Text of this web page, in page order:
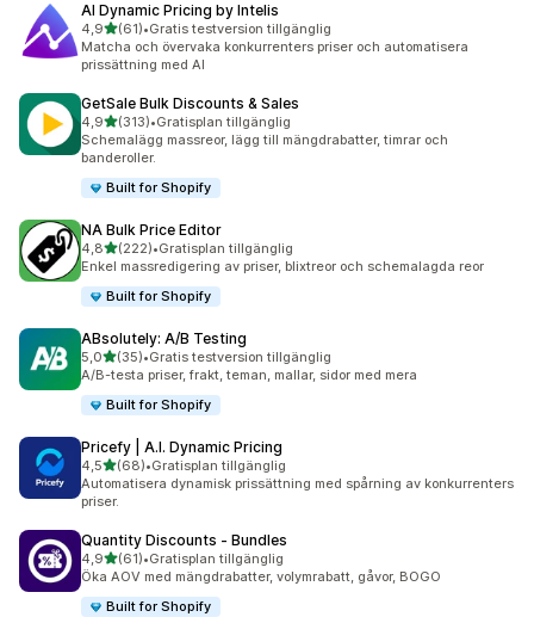
AI Dynamic Pricing by Intelis
4,9av 5 stjärnor
(61)
61 recensioner totalt
•Gratis testversion tillgänglig
Matcha och övervaka konkurrenters priser och automatisera
prissättning med AI
GetSale Bulk Discounts & Sales
4,9av 5 stjärnor
(313)
313 recensioner totalt
•Gratisplan tillgänglig
Schemalägg massreor, lägg till mängdrabatter, timrar och
banderoller.
Built for Shopify
NA Bulk Price Editor
4,8av 5 stjärnor
(222)
222 recensioner totalt
•Gratisplan tillgänglig
Enkel massredigering av priser, blixtreor och schemalagda reor
Built for Shopify
ABsolutely: A/B Testing
5,0av 5 stjärnor
(35)
35 recensioner totalt
•Gratis testversion tillgänglig
A/B-testa priser, frakt, teman, mallar, sidor med mera
Built for Shopify
Pricefy | A.I. Dynamic Pricing
4,5av 5 stjärnor
(68)
68 recensioner totalt
•Gratisplan tillgänglig
Automatisera dynamisk prissättning med spårning av konkurrenters
priser.
Quantity Discounts ‑ Bundles
4,9av 5 stjärnor
(61)
61 recensioner totalt
•Gratisplan tillgänglig
Öka AOV med mängdrabatter, volymrabatt, gåvor, BOGO
Built for Shopify